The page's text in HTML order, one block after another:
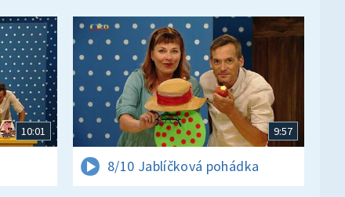
10:01 9:57
8/10 Jablíčková pohádka